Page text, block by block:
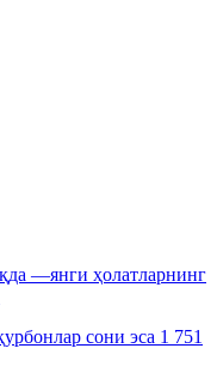
—янги ҳолатларнинг
сони эса 1 751